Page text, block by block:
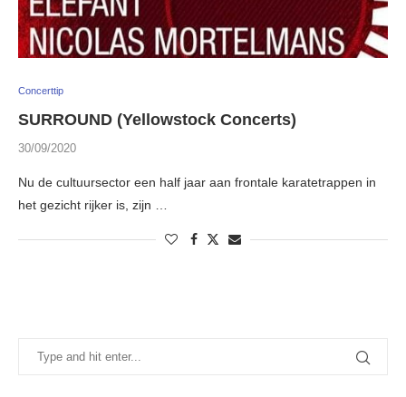
Concerttip
SURROUND (Yellowstock Concerts)
30/09/2020
Nu de cultuursector een half jaar aan frontale karatetrappen in
het gezicht rijker is, zijn …